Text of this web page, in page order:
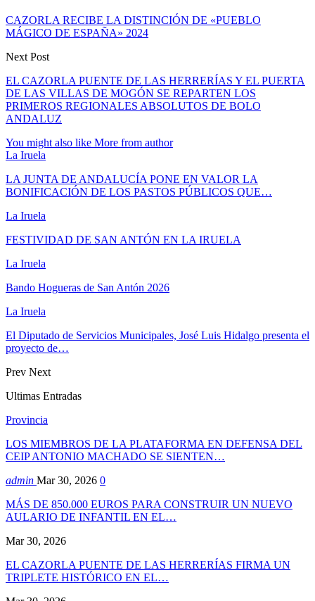
CAZORLA RECIBE LA DISTINCIÓN DE «PUEBLO
MÁGICO DE ESPAÑA» 2024
Next Post
EL CAZORLA PUENTE DE LAS HERRERÍAS Y EL PUERTA
DE LAS VILLAS DE MOGÓN SE REPARTEN LOS
PRIMEROS REGIONALES ABSOLUTOS DE BOLO
ANDALUZ
You might also like More from author
La Iruela
LA JUNTA DE ANDALUCÍA PONE EN VALOR LA
BONIFICACIÓN DE LOS PASTOS PÚBLICOS QUE…
La Iruela
FESTIVIDAD DE SAN ANTÓN EN LA IRUELA
La Iruela
Bando Hogueras de San Antón 2026
La Iruela
El Diputado de Servicios Municipales, José Luis Hidalgo presenta el
proyecto de…
Prev Next
Ultimas Entradas
Provincia
LOS MIEMBROS DE LA PLATAFORMA EN DEFENSA DEL
CEIP ANTONIO MACHADO SE SIENTEN…
admin Mar 30, 2026 0
MÁS DE 850.000 EUROS PARA CONSTRUIR UN NUEVO
AULARIO DE INFANTIL EN EL…
Mar 30, 2026
EL CAZORLA PUENTE DE LAS HERRERÍAS FIRMA UN
TRIPLETE HISTÓRICO EN EL…